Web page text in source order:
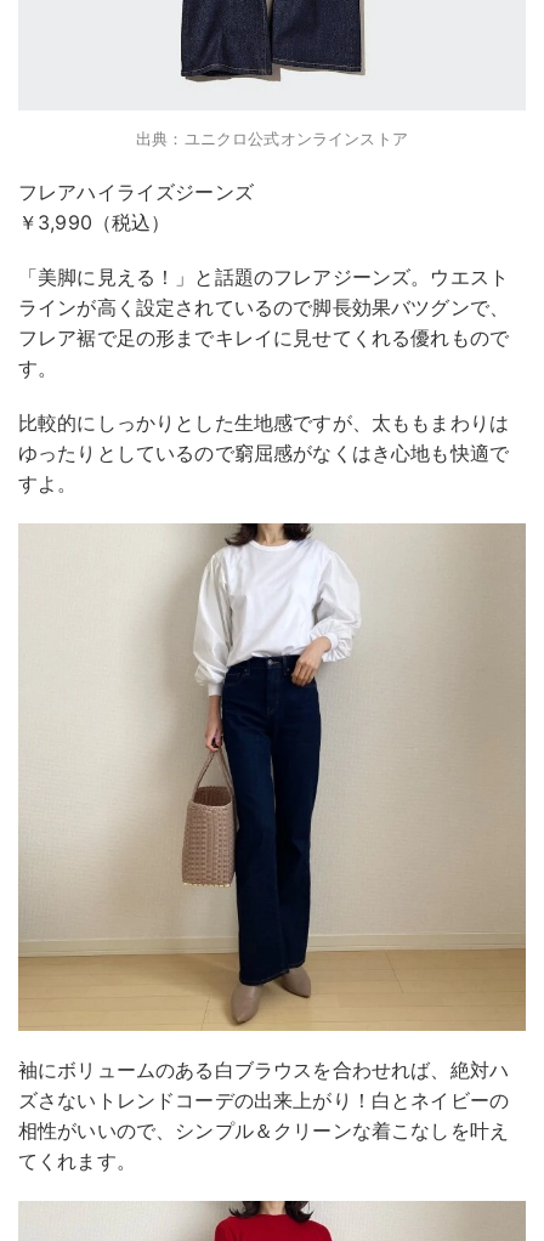
出典：ユニクロ公式オンラインストア
フレアハイライズジーンズ
￥3,990（税込）
「美脚に見える！」と話題のフレアジーンズ。ウエスト
ラインが高く設定されているので脚長効果バツグンで、
フレア裾で足の形までキレイに見せてくれる優れもので
す。
比較的にしっかりとした生地感ですが、太ももまわりは
ゆったりとしているので窮屈感がなくはき心地も快適で
すよ。
袖にボリュームのある白ブラウスを合わせれば、絶対ハ
ズさないトレンドコーデの出来上がり！白とネイビーの
相性がいいので、シンプル＆クリーンな着こなしを叶え
てくれます。